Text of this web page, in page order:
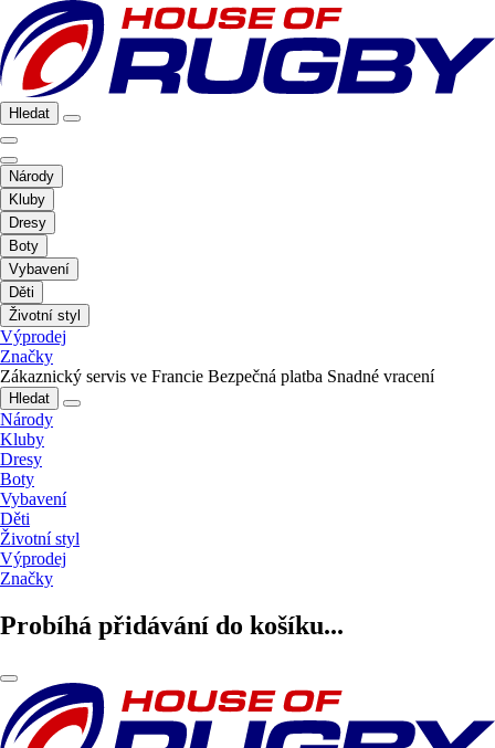
Hledat
Národy
Kluby
Dresy
Boty
Vybavení
Děti
Životní styl
Výprodej
Značky
Zákaznický servis ve Francie Bezpečná platba Snadné vracení
Hledat
Národy
Kluby
Dresy
Boty
Vybavení
Děti
Životní styl
Výprodej
Značky
Probíhá přidávání do košíku...